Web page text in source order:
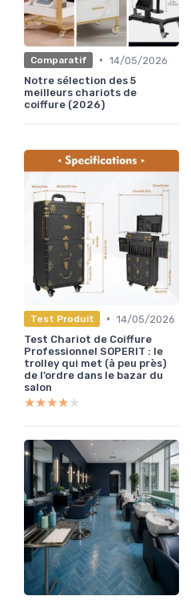
Comparatif • 14/05/2026
Notre sélection des 5
meilleurs chariots de
coiffure (2026)
Test Produit • 14/05/2026
Test Chariot de Coiffure
Professionnel SOPERIT : le
trolley qui met (à peu près)
de l’ordre dans le bazar du
salon
★★★★★
★★★★★